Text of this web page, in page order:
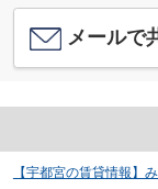
メールで
【宇都宮の賃貸情報】